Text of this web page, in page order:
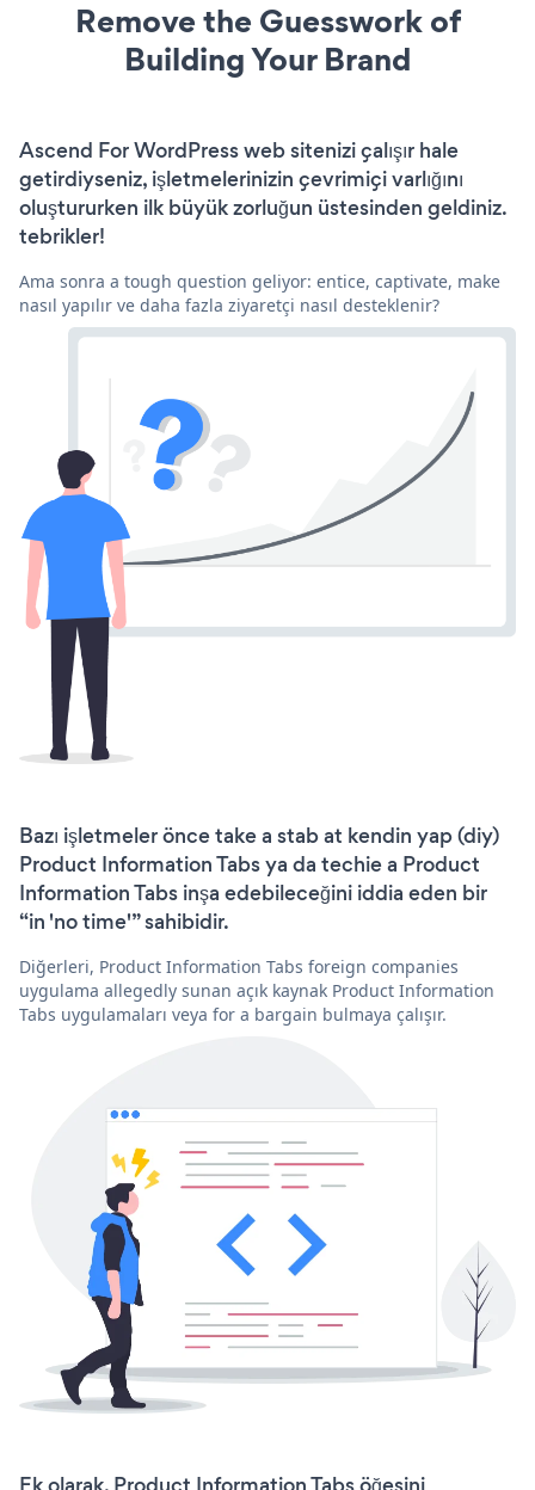
Remove the Guesswork of
Building Your Brand
Ascend For WordPress web sitenizi çalışır hale
getirdiyseniz, işletmelerinizin çevrimiçi varlığını
oluştururken ilk büyük zorluğun üstesinden geldiniz.
tebrikler!
Ama sonra a tough question geliyor: entice, captivate, make
nasıl yapılır ve daha fazla ziyaretçi nasıl desteklenir?
Bazı işletmeler önce take a stab at kendin yap (diy)
Product Information Tabs ya da techie a Product
Information Tabs inşa edebileceğini iddia eden bir
“in 'no time'” sahibidir.
Diğerleri, Product Information Tabs foreign companies
uygulama allegedly sunan açık kaynak Product Information
Tabs uygulamaları veya for a bargain bulmaya çalışır.